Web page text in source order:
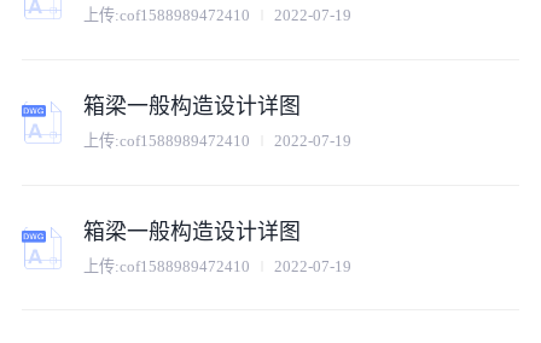
上传:cof1588989472410 2022-07-19
箱梁一般构造设计详图
上传:cof1588989472410 2022-07-19
箱梁一般构造设计详图
上传:cof1588989472410 2022-07-19